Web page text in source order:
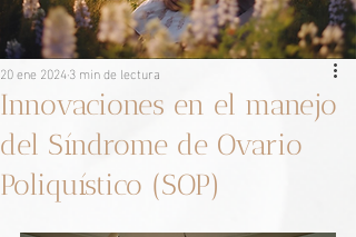
Innovaciones en el manejo
del Síndrome de Ovario
Poliquístico (SOP)
20 ene 20243 min de lectura